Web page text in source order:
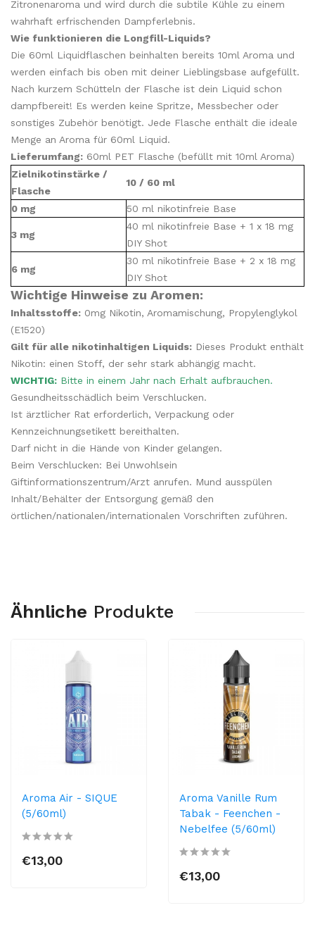
Zitronenaroma und wird durch die subtile Kühle zu einem
wahrhaft erfrischenden Dampferlebnis.
Wie funktionieren die Longfill-Liquids?
Die 60ml Liquidflaschen beinhalten bereits 10ml Aroma und
werden einfach bis oben mit deiner Lieblingsbase aufgefüllt.
Nach kurzem Schütteln der Flasche ist dein Liquid schon
dampfbereit! Es werden keine Spritze, Messbecher oder
sonstiges Zubehör benötigt. Jede Flasche enthält die ideale
Menge an Aroma für 60ml Liquid.
Lieferumfang: 60ml PET Flasche (befüllt mit 10ml Aroma)
Zielnikotinstärke /
Flasche
10 / 60 ml
0 mg 50 ml nikotinfreie Base
3 mg
40 ml nikotinfreie Base + 1 x 18 mg
DIY Shot
6 mg
30 ml nikotinfreie Base + 2 x 18 mg
DIY Shot
Wichtige Hinweise zu Aromen:
Inhaltsstoffe: 0mg Nikotin, Aromamischung, Propylenglykol
(E1520)
Gilt für alle nikotinhaltigen Liquids: Dieses Produkt enthält
Nikotin: einen Stoff, der sehr stark abhängig macht.
WICHTIG: Bitte in einem Jahr nach Erhalt aufbrauchen.
Gesundheitsschädlich beim Verschlucken.
Ist ärztlicher Rat erforderlich, Verpackung oder
Kennzeichnungsetikett bereithalten.
Darf nicht in die Hände von Kinder gelangen.
Beim Verschlucken: Bei Unwohlsein
Giftinformationszentrum/Arzt anrufen. Mund ausspülen
Inhalt/Behälter der Entsorgung gemäß den
örtlichen/nationalen/internationalen Vorschriften zuführen.
Ähnliche Produkte
Aroma Air - SIQUE
(5/60ml)
€13,00
Aroma Vanille Rum
Tabak - Feenchen -
Nebelfee (5/60ml)
€13,00